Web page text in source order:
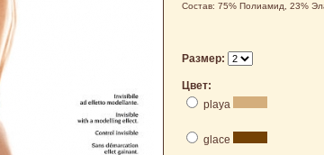
Состав: 75% Полиамид, 23%
Размер:
Цвет:
playa
glace